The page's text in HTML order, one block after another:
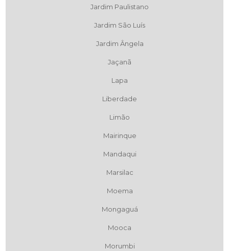
Jardim Paulistano
Jardim São Luís
Jardim Ângela
Jaçanã
Lapa
Liberdade
Limão
Mairinque
Mandaqui
Marsilac
Moema
Mongaguá
Mooca
Morumbi